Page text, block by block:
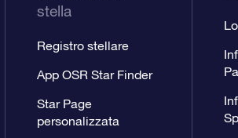
stella
Registro stellare
App OSR Star Finder
Star Page
personalizzata